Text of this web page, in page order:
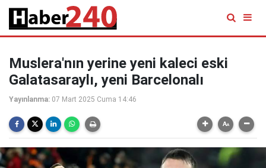
Muslera'nın yerine yeni kaleci eski
Galatasaraylı, yeni Barcelonalı
Yayınlanma: 07 Mart 2025 Cuma 14:46